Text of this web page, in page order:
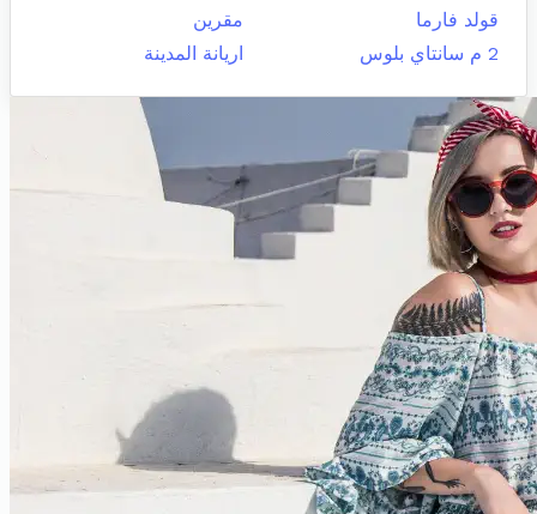
قولد فارما
مقرين
2 م سانتاي بلوس
اريانة المدينة